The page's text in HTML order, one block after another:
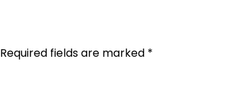
Required fields are marked *